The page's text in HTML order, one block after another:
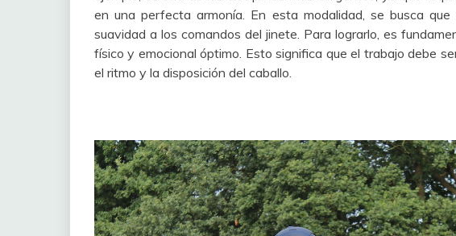
en una perfecta armonía. En esta modalidad, se busca
suavidad a los comandos del jinete. Para lograrlo, es
físico y emocional óptimo. Esto significa que el trabajo debe
el ritmo y la disposición del caballo.